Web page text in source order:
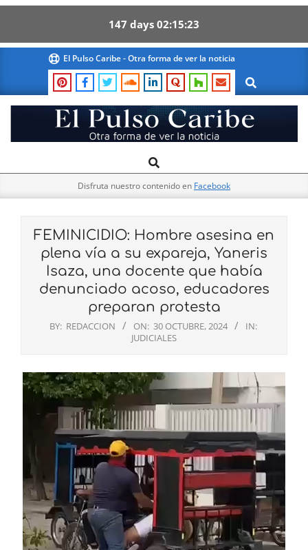
147 days 02 15 22
content
El Pulso Caribe - Otra forma de ver la noticia
Search
El
Pulso
Navigation
Search
Disfruta nuestro contenido en Facebook
FEMINICIDIO: Hombre asesina en
plena vía a su expareja, Yaneris
Isaza, una docente que había
denunciado acoso, educadores
preparan protesta
BY: REDACCION ON: 30 OCTUBRE, 2024
IN:
JUDICIALES